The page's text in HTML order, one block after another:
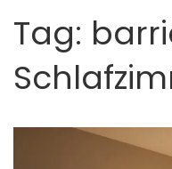
Tag: